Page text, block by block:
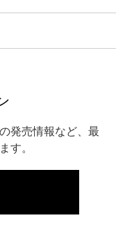
発売情報など、最
す。